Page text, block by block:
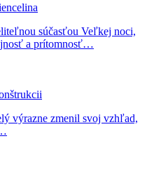
súčasťou Veľkej noci,
a prítomnosť…
výrazne zmenil svoj vzhľad,